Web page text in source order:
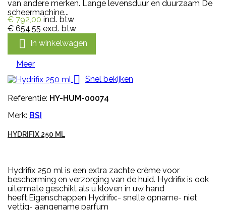
van andere merken. Lange levensduur en duurzaam De
scheermachine...
€ 792,00 incl. btw
€ 654,55 excl. btw
 In winkelwagen
Meer
 Snel bekijken
Referentie: HY-HUM-00074
Merk: BSI
HYDRIFIX 250 ML
Hydrifix 250 ml is een extra zachte crème voor
bescherming en verzorging van de huid. Hydrifix is ook
uitermate geschikt als u kloven in uw hand
heeft.Eigenschappen Hydrifix:- snelle opname- niet
vettig- aangename parfum